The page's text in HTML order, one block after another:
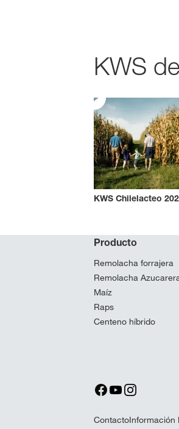
KWS
KWS Chilelacteo
Producto
Remolacha forrajera
Remolacha
Maíz
Raps
Centeno híbrido
ContactoInformación